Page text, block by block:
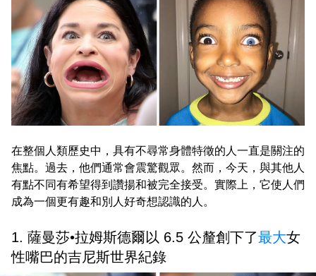
在整個人類歷史中，具有不尋常身體特徵的人一直是關注的
焦點。過去，他們通常會震驚觀眾。然而，今天，與其他人
有點不同有希望得到讚揚和被完全接受。實際上，它使人們
成為一個更有趣和別人好奇想認識的人。
1. 薩曼莎•拉姆斯德爾以 6.5 公釐創下了最大女
性嘴巴的吉尼斯世界紀錄